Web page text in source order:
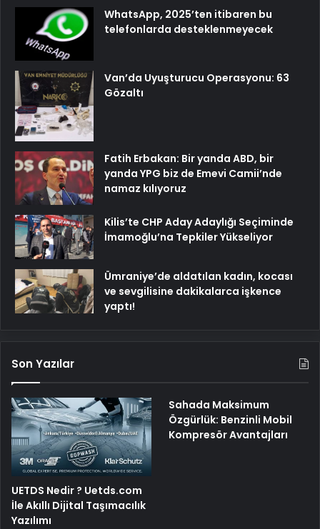
WhatsApp, 2025’ten itibaren bu
telefonlarda desteklenmeyecek
Van’da Uyuşturucu Operasyonu: 63
Gözaltı
Fatih Erbakan: Bir yanda ABD, bir
yanda YPG biz de Emevi Camii’nde
namaz kılıyoruz
Kilis’te CHP Aday Adaylığı Seçiminde
İmamoğlu’na Tepkiler Yükseliyor
Ümraniye’de aldatılan kadın, kocası
ve sevgilisine dakikalarca işkence
yaptı!
Son Yazılar
UETDS Nedir ? Uetds.com
İle Akıllı Dijital Taşımacılık
Yazılımı
Sahada Maksimum
Özgürlük: Benzinli Mobil
Kompresör Avantajları